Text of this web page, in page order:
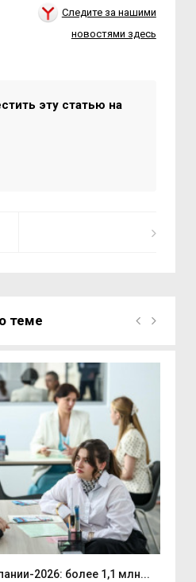
Следите за нашими
новостями здесь
эту статью на
теме
2026: более 1,1 млн...